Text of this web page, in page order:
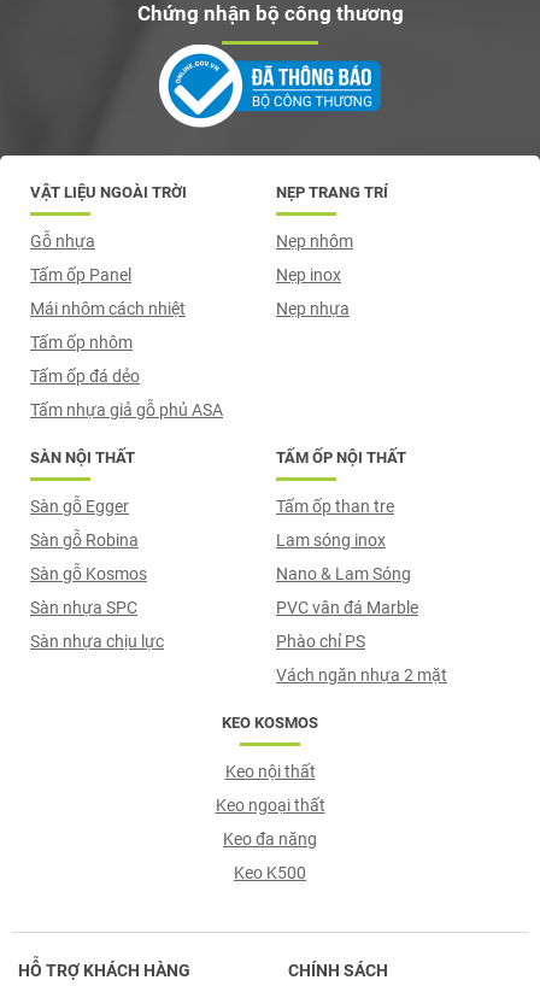
Chứng nhận bộ công thương
VẬT LIỆU NGOÀI TRỜI
Gỗ nhựa
Tấm ốp Panel
Mái nhôm cách nhiệt
Tấm ốp nhôm
Tấm ốp đá dẻo
Tấm nhựa giả gỗ phủ ASA
TẤM ỐP NỘI THẤT
Tấm ốp than tre
Lam sóng inox
Nano & Lam Sóng
PVC vân đá Marble
Phào chỉ PS
Vách ngăn nhựa 2 mặt
SÀN NỘI THẤT
Sàn gỗ Egger
Sàn gỗ Robina
Sàn gỗ Kosmos
Sàn nhựa SPC
Sàn nhựa chịu lực
NẸP TRANG TRÍ
Nẹp nhôm
Nẹp inox
Nẹp nhựa
KEO KOSMOS
Keo nội thất
Keo ngoại thất
Keo đa năng
Keo K500
HỖ TRỢ KHÁCH HÀNG CHÍNH SÁCH